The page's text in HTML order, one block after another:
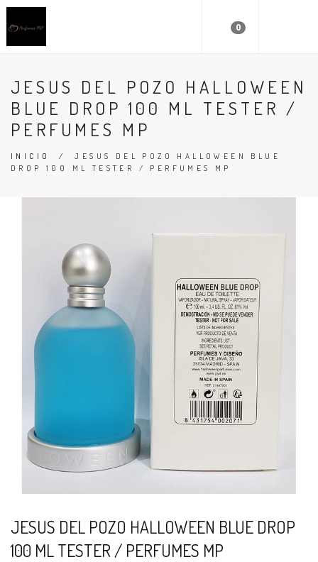
0
JESUS DEL POZO HALLOWEEN
BLUE DROP 100 ML TESTER /
PERFUMES MP
INICIO /JESUS DEL POZO HALLOWEEN BLUE
DROP 100 ML TESTER / PERFUMES MP
JESUS DEL POZO HALLOWEEN BLUE DROP
100 ML TESTER / PERFUMES MP